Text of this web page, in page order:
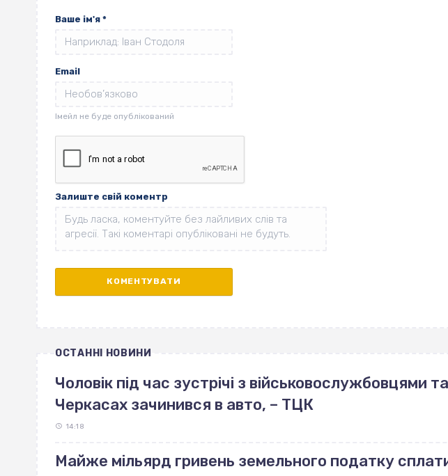
Ваше ім'я *
Email
Залиште свій коментр
ОСТАННІ НОВИНИ
Чоловік під час зустрічі з військовослужбовцями
Черкасах зачинився в авто, – ТЦК
14:18
Майже мільярд гривень земельного податку